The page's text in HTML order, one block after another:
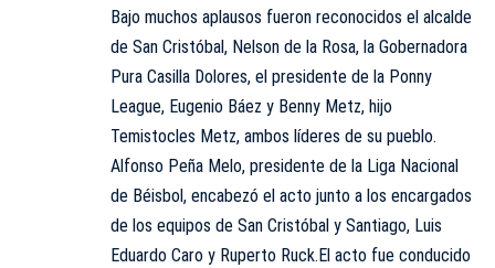
Bajo muchos aplausos fueron reconocidos el alcalde
de San Cristóbal, Nelson de la Rosa, la Gobernadora
Pura Casilla Dolores, el presidente de la Ponny
League, Eugenio Báez y Benny Metz, hijo
Temistocles Metz, ambos líderes de su pueblo.
Alfonso Peña Melo, presidente de la Liga Nacional
de Béisbol, encabezó el acto junto a los encargados
de los equipos de San Cristóbal y Santiago, Luis
Eduardo Caro y Ruperto Ruck.El acto fue conducido